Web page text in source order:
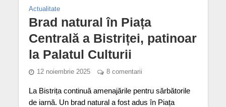
Actualitate
Brad natural în Piața
Centrală a Bistriței, patinoar
la Palatul Culturii
12 noiembrie 2025 8 comentarii
La Bistrița continuă amenajările pentru sărbătorile
de iarnă. Un brad natural a fost adus în Piața